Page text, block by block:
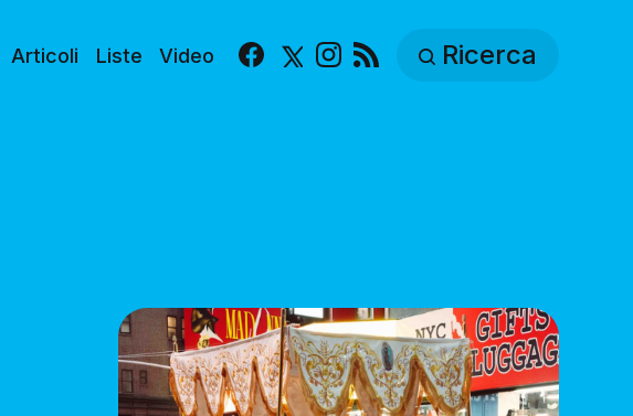
Articoli Liste Video Facebook
X Instagram Ricerca